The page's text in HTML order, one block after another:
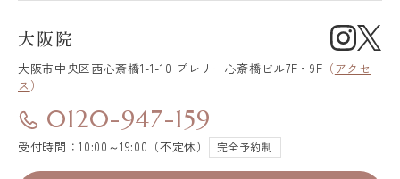
大阪院
大阪市中央区西心斎橋1-1-10 プレリー心斎橋ビル7F・9F （アクセ
ス ）
0120-947-159
受付時間：10:00～19:00（不定休） 完全予約制